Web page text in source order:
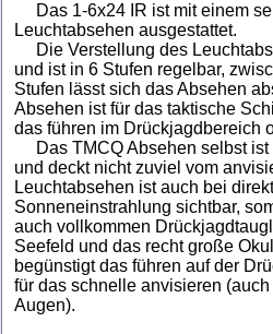
Das 1-6x24 IR ist mit einem
Leuchtabsehen ausgestattet.
Die Verstellung des
und ist in 6 Stufen regelbar,
Stufen lässt sich das Absehen
Absehen ist für das taktische
das führen im Drückjagdbereich
Das TMCQ Absehen selbst ist
und deckt nicht zuviel vom
Leuchtabsehen ist auch bei
Sonneneinstrahlung sichtbar,
auch vollkommen
Seefeld und das recht große
begünstigt das führen auf der
für das schnelle anvisieren
Augen).